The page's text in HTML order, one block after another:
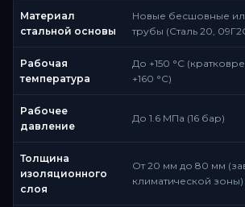
Материал
стальной основы
Новые бесшовные
трубы (Сталь 20,
Рабочая
температура
До +150 °C
+160 °C)
Рабочее
давление
До 1.6 МПа (16 бар)
Толщина
изоляционного
слоя
От 20 мм до 80 мм
климатической зоны)